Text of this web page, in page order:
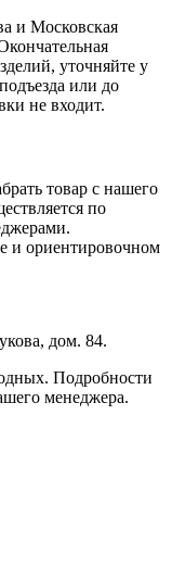
и Московская
уточняйте у
или до
не входит.
товар с нашего
по
и ориентировочном
дом. 84.
Подробности
менеджера.